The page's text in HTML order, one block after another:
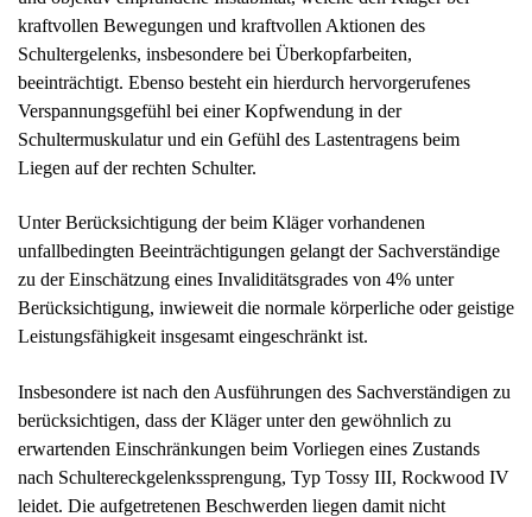
kraftvollen Bewegungen und kraftvollen Aktionen des
Schultergelenks, insbesondere bei Überkopfarbeiten,
beeinträchtigt. Ebenso besteht ein hierdurch hervorgerufenes
Verspannungsgefühl bei einer Kopfwendung in der
Schultermuskulatur und ein Gefühl des Lastentragens beim
Liegen auf der rechten Schulter.
Unter Berücksichtigung der beim Kläger vorhandenen
unfallbedingten Beeinträchtigungen gelangt der Sachverständige
zu der Einschätzung eines Invaliditätsgrades von 4% unter
Berücksichtigung, inwieweit die normale körperliche oder geistige
Leistungsfähigkeit insgesamt eingeschränkt ist.
Insbesondere ist nach den Ausführungen des Sachverständigen zu
berücksichtigen, dass der Kläger unter den gewöhnlich zu
erwartenden Einschränkungen beim Vorliegen eines Zustands
nach Schultereckgelenkssprengung, Typ Tossy III, Rockwood IV
leidet. Die aufgetretenen Beschwerden liegen damit nicht